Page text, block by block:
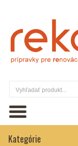
Kategórie